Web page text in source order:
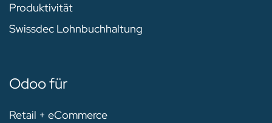
Produktivität
Swissdec Lohnbuchhaltung
Odoo für
Retail + eCommerce